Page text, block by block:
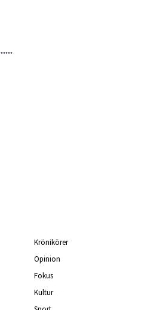
Krönikörer
Opinion
Fokus
Kultur